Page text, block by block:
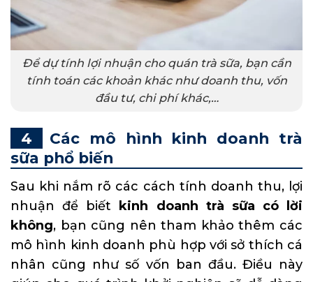
Để dự tính lợi nhuận cho quán trà sữa, bạn cần
tính toán các khoản khác như doanh thu, vốn
đầu tư, chi phí khác,…
Các mô hình kinh doanh trà
sữa phổ biến
Sau khi nắm rõ các cách tính doanh thu, lợi
nhuận để biết kinh doanh trà sữa có lời
không, bạn cũng nên tham khảo thêm các
mô hình kinh doanh phù hợp với sở thích cá
nhân cũng như số vốn ban đầu. Điều này